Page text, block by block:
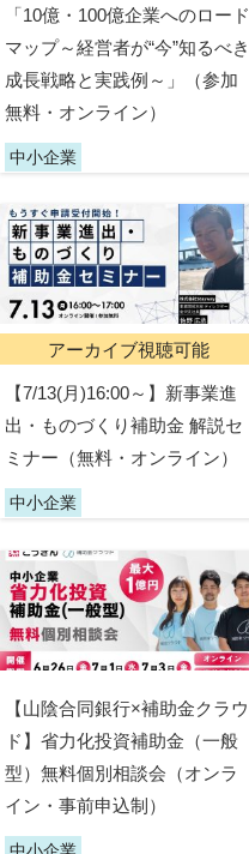
「10億・100億企業へのロード
マップ～経営者が“今”知るべき
成長戦略と実践例～」（参加
無料・オンライン）
中小企業
アーカイブ視聴可能
【7/13(月)16:00～】新事業進
出・ものづくり補助金 解説セ
ミナー（無料・オンライン）
中小企業
【山陰合同銀行×補助金クラウ
ド】省力化投資補助金（一般
型）無料個別相談会（オンラ
イン・事前申込制）
中小企業